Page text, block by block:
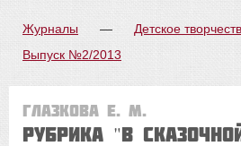
Журналы — Детское
Выпуск №2/2013
Глазкова Е. М.
Рубрика "В